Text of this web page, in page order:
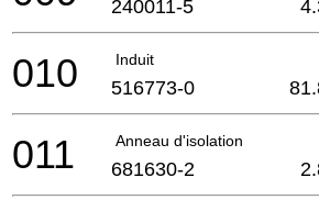
240011-5
Induit
010 516773-0
Anneau d'isolation
011 681630-2